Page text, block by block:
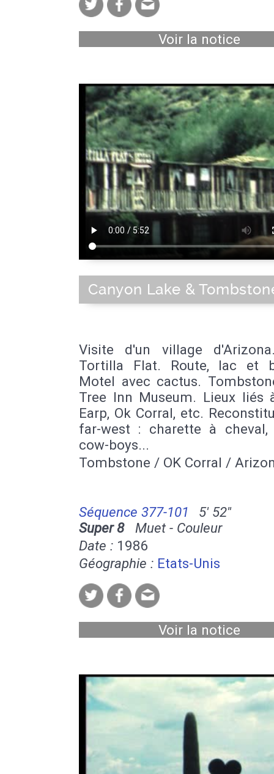
Voir la notice
Canyon Lake &
Visite d'un village
Tortilla Flat. Route, lac et
Motel avec cactus.
Tree Inn Museum. Lieux liés
Earp, Ok Corral, etc.
far-west : charette à cheval,
cow-boys...
Tombstone / OK Corral /
Séquence 377-101
5' 52''
Super 8Muet - Couleur
Date : 1986
Géographie : Etats-Unis
Voir la notice